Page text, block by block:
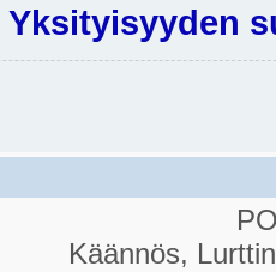
Yksityisyyden
Käännös,